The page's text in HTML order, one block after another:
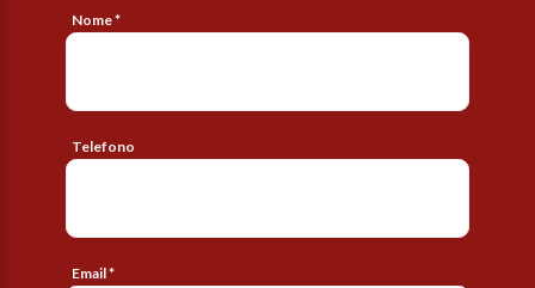
Nome *
Telefono
Email *